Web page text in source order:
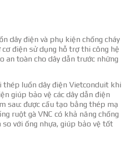
dây điện và phụ kiện chống cháy
điện sử dụng hỗ trợ thi công hệ
an toàn cho dây dẫn trước những
thép luồn dây điện Vietconduit khi
giúp bảo vệ các dây dẫn điện
sau: được cấu tạo bằng thép mạ
ruột gà VNC có khả năng chống
so với ống nhựa, giúp bảo vệ tốt